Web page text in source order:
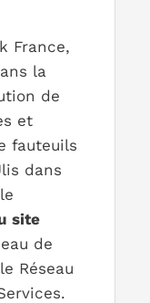
France,
la
de
et
fauteuils
dans
site
de
Réseau